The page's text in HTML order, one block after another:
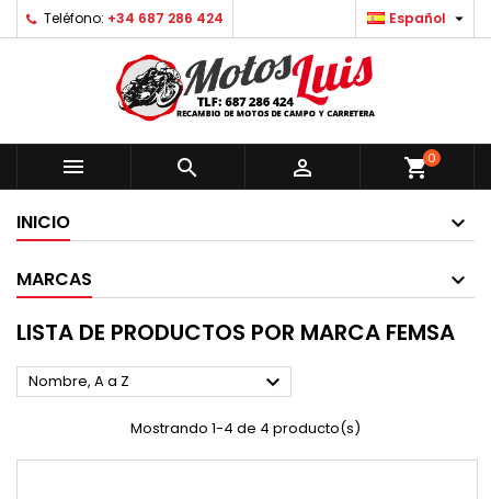
Teléfono: +34 687 286 424 Español 
   shopping_cart0
INICIO
MARCAS
LISTA DE PRODUCTOS POR MARCA FEMSA
Nombre, A a Z 
Mostrando 1-4 de 4 producto(s)